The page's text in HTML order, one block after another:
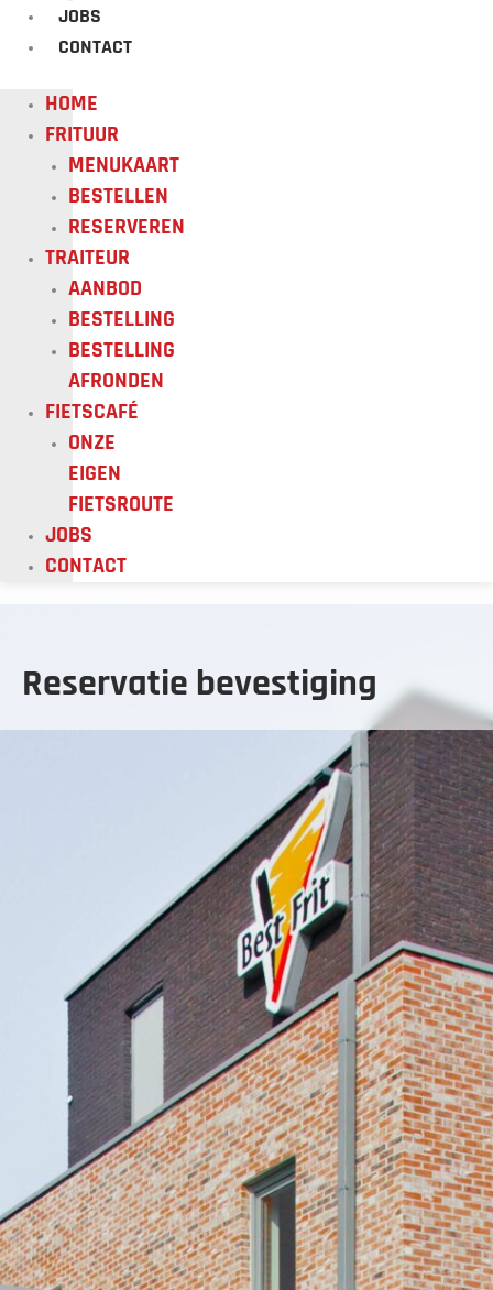
JOBS
CONTACT
HOME
FRITUUR
MENUKAART
BESTELLEN
RESERVEREN
TRAITEUR
AANBOD
BESTELLING
BESTELLING
AFRONDEN
FIETSCAFÉ
ONZE
EIGEN
FIETSROUTE
JOBS
CONTACT
Reservatie bevestiging